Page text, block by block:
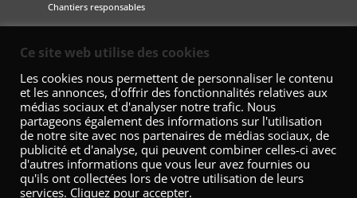
Chantiers responsables
Fédération Nationale de la Décoration – 42 Avenue Marceau 75008
Ce site web utilise des cookies
Les cookies nous permettent de personnaliser le contenu
et les annonces, d'offrir des fonctionnalités relatives aux
médias sociaux et d'analyser notre trafic. Nous
partageons également des informations sur l'utilisation
de notre site avec nos partenaires de médias sociaux, de
publicité et d'analyse, qui peuvent combiner celles-ci avec
d'autres informations que vous leur avez fournies ou
qu'ils ont collectées lors de votre utilisation de leurs
services. Cliquez pour accepter.